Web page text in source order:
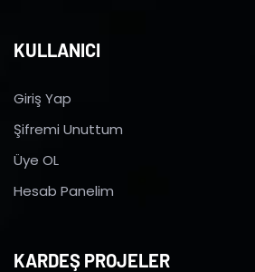
KULLANICI
Giriş Yap
Şifremi Unuttum
Üye OL
Hesab Panelim
KARDEŞ PROJELER